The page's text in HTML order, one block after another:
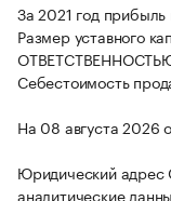
За 2021 год
Размер уставного
Себестоимость
На 08 августа 2026
Юридический
аналитические